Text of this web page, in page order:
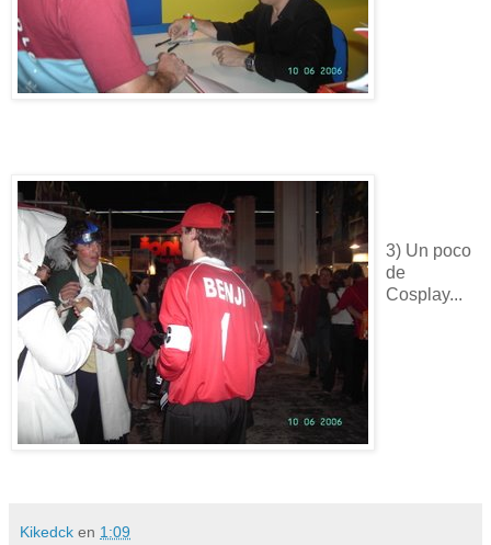
3) Un poco
de
Cosplay...
Kikedck en 1:09